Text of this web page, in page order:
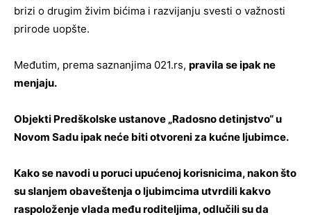
brizi o drugim živim bićima i razvijanju svesti o važnosti
prirode uopšte.
Međutim, prema saznanjima 021.rs, pravila se ipak ne
menjaju.
Objekti Predškolske ustanove „Radosno detinjstvo“ u
Novom Sadu ipak neće biti otvoreni za kućne ljubimce.
Kako se navodi u poruci upućenoj korisnicima, nakon što
su slanjem obaveštenja o ljubimcima utvrdili kakvo
raspoloženje vlada među roditeljima, odlučili su da